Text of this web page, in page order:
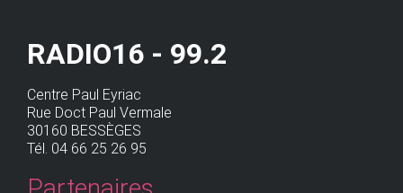
RADIO16 - 99.2
Centre Paul Eyriac
Rue Doct Paul Vermale
30160 BESSÈGES
Tél. 04 66 25 26 95